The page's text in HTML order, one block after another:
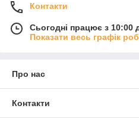
Контакти
Сьогодні працює з 10:00
Показати весь графік
Про нас
Контакти